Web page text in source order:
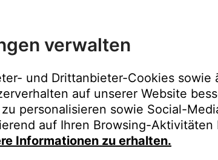
Immer der
Upgrades,
Bestellungen
verwalten
und Drittanbieter-Cookies sowie
auf unserer Website
personalisieren sowie Social-
auf Ihren Browsing-Aktivitäten
Informationen zu erhalten.